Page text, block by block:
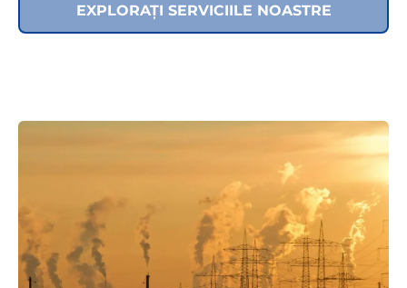
EXPLORAȚI SERVICIILE NOASTRE